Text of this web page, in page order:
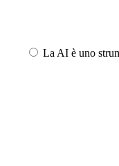
La AI è uno